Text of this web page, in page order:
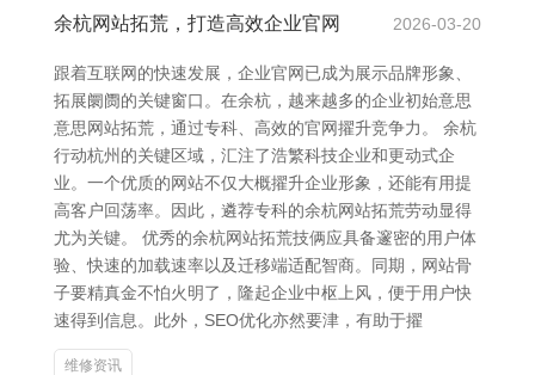
余杭网站拓荒，打造高效企业官网 2026-03-20
跟着互联网的快速发展，企业官网已成为展示品牌形象、
拓展阛阓的关键窗口。在余杭，越来越多的企业初始意思
意思网站拓荒，通过专科、高效的官网擢升竞争力。 余杭
行动杭州的关键区域，汇注了浩繁科技企业和更动式企
业。一个优质的网站不仅大概擢升企业形象，还能有用提
高客户回荡率。因此，遴荐专科的余杭网站拓荒劳动显得
尤为关键。 优秀的余杭网站拓荒技俩应具备邃密的用户体
验、快速的加载速率以及迁移端适配智商。同期，网站骨
子要精真金不怕火明了，隆起企业中枢上风，便于用户快
速得到信息。此外，SEO优化亦然要津，有助于擢
维修资讯